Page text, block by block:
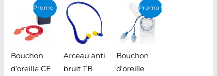
Promo !
Bouchon
d’oreille CE
Plage
de
prix :
د.ت 558,000
Arceau anti
bruit TB
Promo !
Bouchon
d’oreille
Plage
de
prix :
د.ت 6,200